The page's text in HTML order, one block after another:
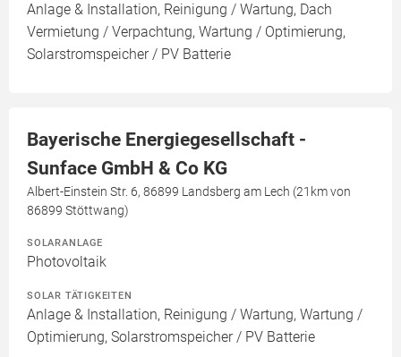
Anlage & Installation, Reinigung / Wartung, Dach
Vermietung / Verpachtung, Wartung / Optimierung,
Solarstromspeicher / PV Batterie
Bayerische Energiegesellschaft -
Sunface GmbH & Co KG
Albert-Einstein Str. 6, 86899 Landsberg am Lech (21km von
86899 Stöttwang)
SOLARANLAGE
Photovoltaik
SOLAR TÄTIGKEITEN
Anlage & Installation, Reinigung / Wartung, Wartung /
Optimierung, Solarstromspeicher / PV Batterie